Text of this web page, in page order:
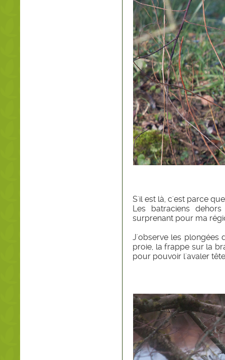
S'il est là, c'est parce
Les batraciens
surprenant pour ma
J'observe les plongées
proie, la frappe sur la
pour pouvoir l'avaler